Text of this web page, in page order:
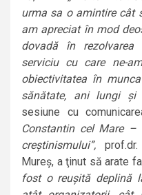
urma sa o amintire cât
am apreciat în mod
dovadă în
serviciu cu care ne-
obiectivitatea în
sănătate, ani lungi şi
sesiune cu
Constantin cel Mare
creştinismului”,
Mureş, a ţinut să arate
fost o reuşită deplină